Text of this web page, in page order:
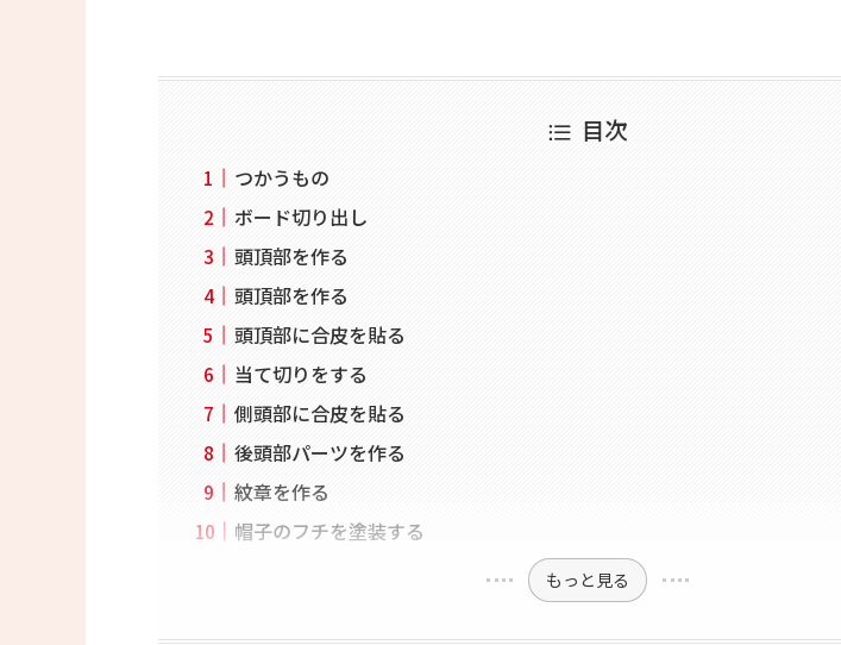
目次
つかうもの
ボード切り出し
頭頂部を作る
頭頂部を作る
頭頂部に合皮を貼る
当て切りをする
側頭部に合皮を貼る
後頭部パーツを作る
紋章を作る
帽子のフチを塗装する
もっと見る